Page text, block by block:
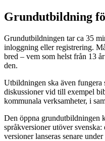
Grundutbildning
Grundutbildningen tar ca 35
inloggning eller registrering.
bred – vem som helst från 13
den.
Utbildningen ska även fungera
diskussioner vid till exempel
kommunala verksamheter, i
Den öppna grundutbildningen
språkversioner utöver svenska:
versioner lanseras senare